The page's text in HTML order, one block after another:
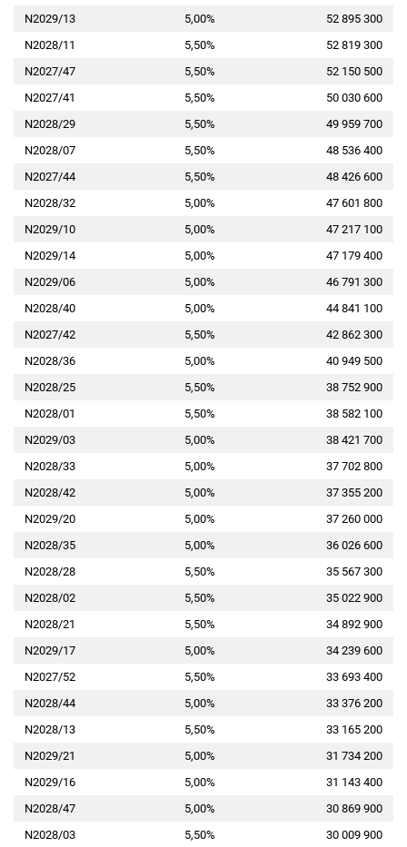
N2029/13 5,00%
52 895 300
N2028/11
5,50%
52 819 300
N2027/47
5,50%
52 150 500
N2027/41
5,50%
50 030 600
N2028/29
5,50%
49 959 700
N2028/07
5,50%
48 536 400
N2027/44
5,50%
48 426 600
N2028/32
5,00%
47 601 800
N2029/10
5,00%
47 217 100
N2029/14
5,00%
47 179 400
N2029/06
5,00%
46 791 300
N2028/40
5,00%
44 841 100
N2027/42
5,50%
42 862 300
N2028/36
5,00%
40 949 500
N2028/25
5,50%
38 752 900
N2028/01
5,50%
38 582 100
N2029/03
5,00%
38 421 700
N2028/33
5,00%
37 702 800
N2028/42
5,00%
37 355 200
N2029/20
5,00%
37 260 000
N2028/35
5,00%
36 026 600
N2028/28
5,50%
35 567 300
N2028/02
5,50%
35 022 900
N2028/21
5,50%
34 892 900
N2029/17
5,00%
34 239 600
N2027/52
5,50%
33 693 400
N2028/44
5,00%
33 376 200
N2028/13
5,50%
33 165 200
N2029/21
5,00%
31 734 200
N2029/16
5,00%
31 143 400
N2028/47
5,00%
30 869 900
N2028/03
5,50%
30 009 900